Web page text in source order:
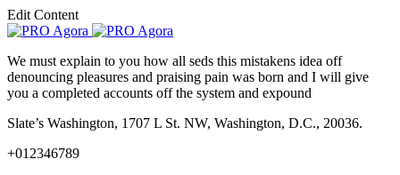
Edit Content
We must explain to you how all seds this mistakens idea off
denouncing pleasures and praising pain was born and I will give
you a completed accounts off the system and expound
Slate’s Washington, 1707 L St. NW, Washington, D.C., 20036.
+012346789